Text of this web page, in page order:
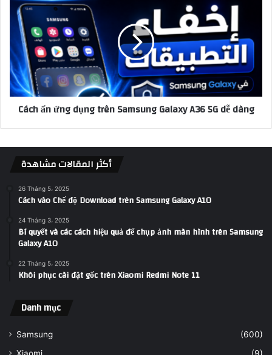
Cách ẩn ứng dụng trên Samsung Galaxy A36 5G dễ dàng
أكثر المقالات مشاهدة
26 Tháng 5، 2025
Cách vào Chế độ Download trên Samsung Galaxy A10
24 Tháng 3، 2025
Bí quyết và các cách hiệu quả để chụp ảnh màn hình trên Samsung
Galaxy A10
22 Tháng 5، 2025
Khôi phục cài đặt gốc trên Xiaomi Redmi Note 11
Danh mục
Samsung
(600)
Xiaomi
(9)